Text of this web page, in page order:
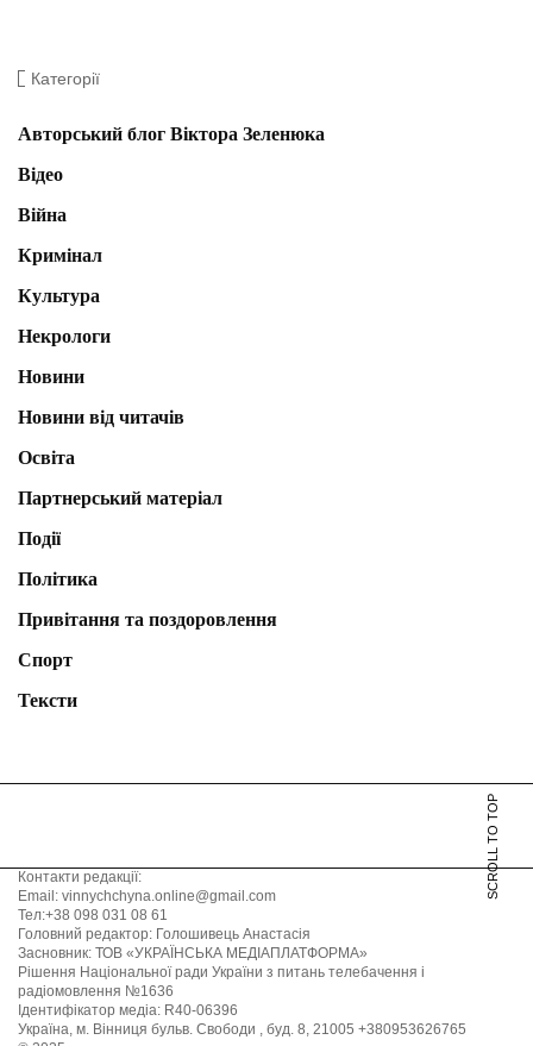
Категорії
Авторський блог Віктора Зеленюка
Відео
Війна
Кримінал
Культура
Некрологи
Новини
Новини від читачів
Освіта
Партнерський матеріал
Події
Політика
Привітання та поздоровлення
Спорт
Тексти
SCROLL TO TOP
Контакти редакції:
Email: vinnychchyna.online@gmail.com
Тел:+38 098 031 08 61
Головний редактор: Голошивець Анастасія
Засновник: ТОВ «УКРАЇНСЬКА МЕДІАПЛАТФОРМА»
Рішення Національної ради України з питань телебачення і
радіомовлення №1636
Ідентифікатор медіа: R40-06396
Україна, м. Вінниця бульв. Свободи , буд. 8, 21005 +380953626765